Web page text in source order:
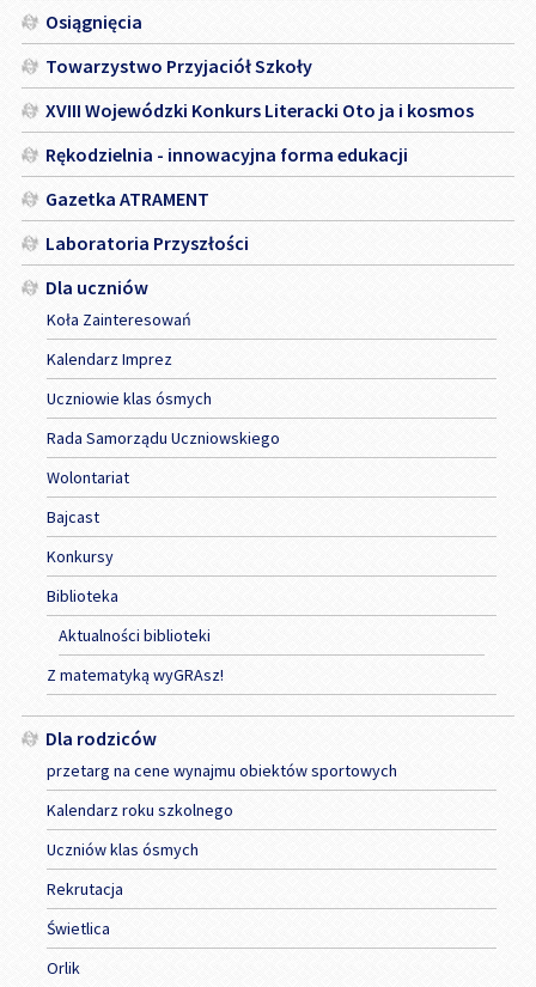
Osiągnięcia
Towarzystwo Przyjaciół Szkoły
XVIII Wojewódzki Konkurs Literacki Oto ja i kosmos
Rękodzielnia - innowacyjna forma edukacji
Gazetka ATRAMENT
Laboratoria Przyszłości
Dla uczniów
Koła Zainteresowań
Kalendarz Imprez
Uczniowie klas ósmych
Rada Samorządu Uczniowskiego
Wolontariat
Bajcast
Konkursy
Biblioteka
Aktualności biblioteki
Z matematyką wyGRAsz!
Dla rodziców
przetarg na cene wynajmu obiektów sportowych
Kalendarz roku szkolnego
Uczniów klas ósmych
Rekrutacja
Świetlica
Orlik